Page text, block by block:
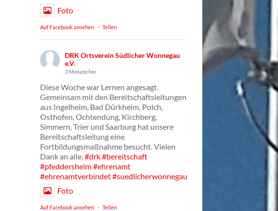
Foto
Auf Facebook ansehen · Teilen
DRK Ortsverein Südlicher Wonnegau
e.V.
3 Monate her
Diese Woche war Lernen angesagt.
Gemeinsam mit den Bereitschaftsleitungen
aus Ingelheim, Bad Dürkheim, Polch,
Osthofen, Ochtendung, Kirchberg,
Simmern, Trier und Saarburg hat unsere
Bereitschaftsleitung eine
Fortbildungsmaßnahme besucht. Vielen
Dank an alle.#drk#bereitschaft
#pfeddersheim#ehrenamt
#ehrenamtverbindet#suedlicherwonnegau
Foto
Auf Facebook ansehen · Teilen